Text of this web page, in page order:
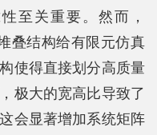
至关重要。然而，
叠结构给有限元仿真
使得直接划分高质量
极大的宽高比导致了
会显著增加系统矩阵